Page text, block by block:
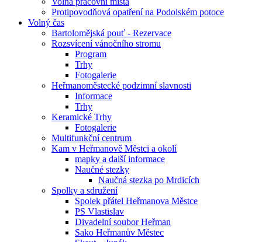
Protipovodňová opatření na Podolském potoce
Volný čas
Bartolomějská pouť - Rezervace
Rozsvícení vánočního stromu
Program
Trhy
Fotogalerie
Heřmanoměstecké podzimní slavnosti
Informace
Trhy
Keramické Trhy
Fotogalerie
Multifunkční centrum
Kam v Heřmanově Městci a okolí
mapky a další informace
Naučné stezky
Naučná stezka po Mrdicích
Spolky a sdružení
Spolek přátel Heřmanova Městce
PS Vlastislav
Divadelní soubor Heřman
Sako Heřmanův Městec